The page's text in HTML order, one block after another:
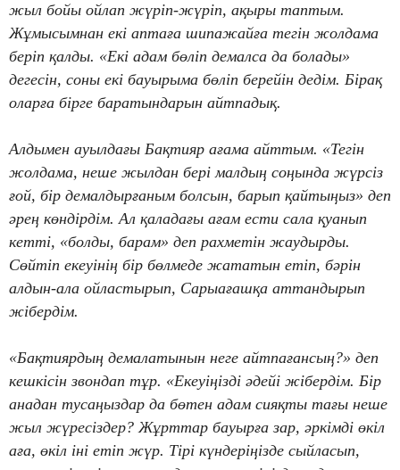
жыл бойы ойлап жүріп-жүріп, ақыры таптым.
Жұмысымнан екі аптаға шипажайға тегін жолдама
беріп қалды. «Екі адам бөліп демалса да болады»
дегесін, соны екі бауырыма бөліп берейін дедім. Бірақ
оларға бірге баратындарын айтпадық.
Алдымен ауылдағы Бақтияр ағама айттым. «Тегін
жолдама, неше жылдан бері малдың соңында жүрсіз
ғой, бір демалдырғаным болсын, барып қайтыңыз» деп
әрең көндірдім. Ал қаладағы ағам ести сала қуанып
кетті, «болды, барам» деп рахметін жаудырды.
Сөйтіп екеуінің бір бөлмеде жататын етіп, бәрін
алдын-ала ойластырып, Сарыағашқа аттандырып
жібердім.
«Бақтиярдың демалатынын неге айтпағансың?» деп
кешкісін звондап тұр. «Екеуіңізді әдейі жібердім. Бір
анадан тусаңыздар да бөтен адам сияқты тағы неше
жыл жүресіздер? Жұрттар бауырға зар, әркімді өкіл
аға, өкіл іні етіп жүр. Тірі күндеріңізде сыйласып,